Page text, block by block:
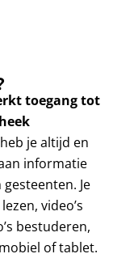
toegang tot
je altijd en
informatie
Je
video’s
bestuderen,
of tablet.